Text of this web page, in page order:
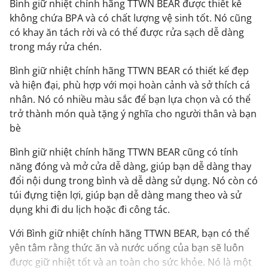
Bình giữ nhiệt chính hãng TTWN BEAR được thiết kế
không chứa BPA và có chất lượng vệ sinh tốt. Nó cũng
có khay ăn tách rời và có thể được rửa sạch dễ dàng
trong máy rửa chén.
Bình giữ nhiệt chính hãng TTWN BEAR có thiết kế đẹp
và hiện đại, phù hợp với mọi hoàn cảnh và sở thích cá
nhân. Nó có nhiều màu sắc để bạn lựa chọn và có thể
trở thành món quà tặng ý nghĩa cho người thân và bạn
bè
Bình giữ nhiệt chính hãng TTWN BEAR cũng có tính
năng đóng và mở cửa dễ dàng, giúp bạn dễ dàng thay
đổi nội dung trong bình và dễ dàng sử dụng. Nó còn có
túi đựng tiện lợi, giúp bạn dễ dàng mang theo và sử
dụng khi đi du lịch hoặc đi công tác.
Với Bình giữ nhiệt chính hãng TTWN BEAR, bạn có thể
yên tâm rằng thức ăn và nước uống của bạn sẽ luôn
được giữ nhiệt tốt và an toàn cho sức khỏe. Nó là một